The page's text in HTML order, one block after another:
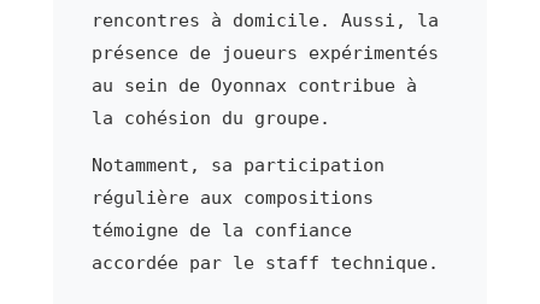
rencontres à domicile. Aussi, la
présence de joueurs expérimentés
au sein de Oyonnax contribue à
la cohésion du groupe.
Notamment, sa participation
régulière aux compositions
témoigne de la confiance
accordée par le staff technique.